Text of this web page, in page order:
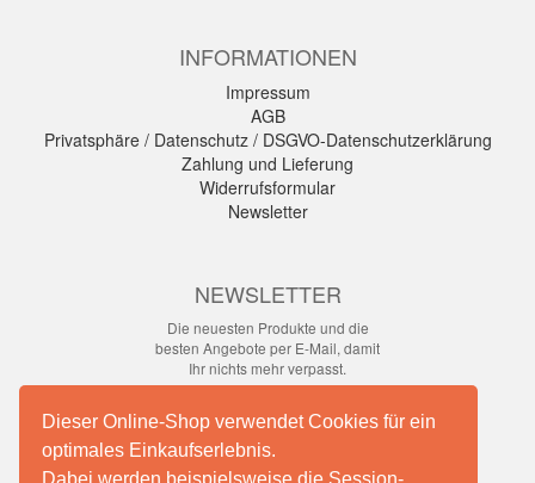
Dieser Online-Shop verwendet Cookies für ein
optimales Einkaufserlebnis.
Dabei werden beispielsweise die Session-
INFORMATIONEN
Impressum
AGB
Privatsphäre / Datenschutz / DSGVO-Datenschutzerklärung
Zahlung und Lieferung
Widerrufsformular
Newsletter
NEWSLETTER
Die neuesten Produkte und die
besten Angebote per E-Mail, damit
Ihr nichts mehr verpasst.
Abonnieren